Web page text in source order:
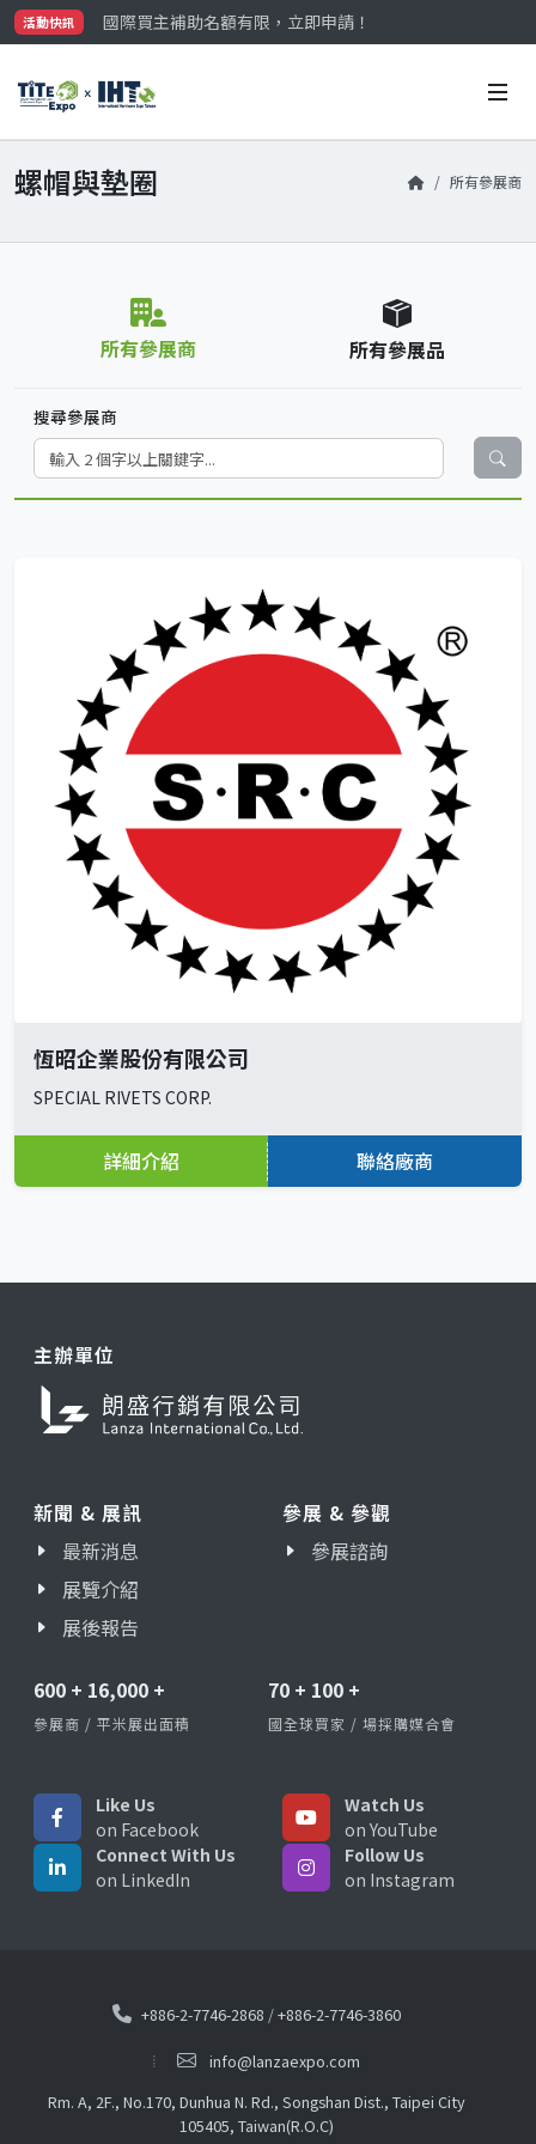
活動快訊
國際買主補助名額有限，立即申請！
參觀門票開放申請中‼️
國際買主補助名額有限，立即申請！
螺帽與墊圈 所有參展商
所有參展商 所有參展品
搜尋參展商
恆昭企業股份有限公司
SPECIAL RIVETS CORP.
詳細介紹 聯絡廠商
主辦單位
新聞 & 展訊
最新消息
展覽介紹
展後報告
參展 & 參觀
參展諮詢
600 + 16,000 +
參展商 / 平米展出面積
70 + 100 +
國全球買家 / 場採購媒合會
Like Us
on Facebook
Watch Us
on YouTube
Connect With Us
on LinkedIn
Follow Us
on Instagram
+886-2-7746-2868 /+886-2-7746-3860
info@lanzaexpo.com
Rm. A, 2F., No.170, Dunhua N. Rd., Songshan Dist., Taipei City
105405, Taiwan(R.O.C)